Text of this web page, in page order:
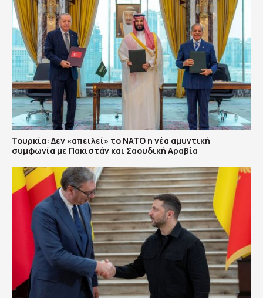
Τουρκία: Δεν «απειλεί» το ΝΑΤΟ η νέα αμυντική
συμφωνία με Πακιστάν και Σαουδική Αραβία